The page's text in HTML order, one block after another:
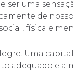
ser uma
de
física e
Uma
adequado e